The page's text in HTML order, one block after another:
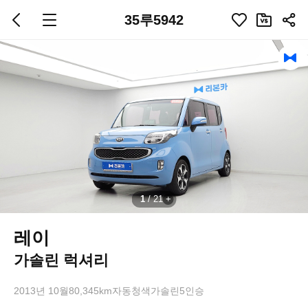
35루5942
1/21
레이
가솔린 럭셔리
2013년 10월80,345km자동청색가솔린5인승